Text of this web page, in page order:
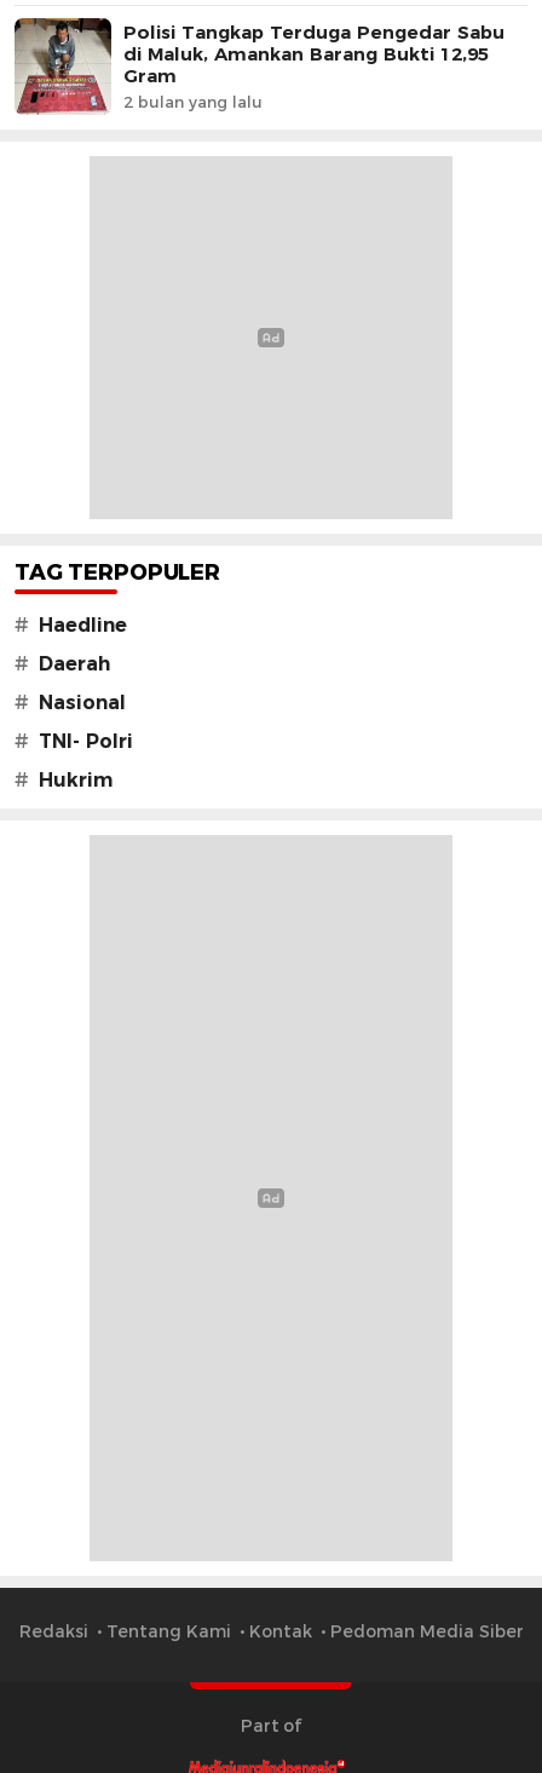
Polisi Tangkap Terduga Pengedar Sabu
di Maluk, Amankan Barang Bukti 12,95
Gram
2 bulan yang lalu
TAG TERPOPULER
#
Haedline
#
Daerah
#
Nasional
# TNI- Polri
#
Hukrim
Redaksi Tentang Kami Kontak Pedoman Media Siber
Part of